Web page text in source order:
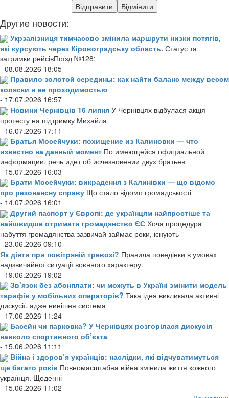
Другие новости:
Укрзалізниця тимчасово змінила маршрути низки потягів,
які курсують через Кіровоградську область. Статус та
затримки рейсівПоїзд №128:
- 08.08.2026 18:05
Правило золотой середины: как найти баланс между весом
коляски и ее проходимостью
- 17.07.2026 16:57
Новини Чернівців 16 липня У Чернівцях відбулася акція
протесту на підтримку Михайла
- 16.07.2026 17:11
Братья Мосейчуки: похищение из Калиновки — что
известно на данный момент По имеющейся официальной
информации, речь идет об исчезновении двух братьев
- 15.07.2026 16:03
Брати Мосейчуки: викрадення з Калинівки — що відомо
про резонансну справу Що стало відомо громадськості
- 14.07.2026 16:01
Другий паспорт у Європі: де українцям найпростіше та
найшвидше отримати громадянство ЄС Хоча процедура
набуття громадянства зазвичай займає роки, існують
- 23.06.2026 09:10
Як діяти при повітряній тревозі? Правила поведінки в умовах
надзвичайної ситуації воєнного характеру.
- 19.06.2026 19:02
Зв’язок без абонплати: чи можуть в Україні змінити модель
тарифів у мобільних операторів? Така ідея викликала активні
дискусії, адже нинішня система
- 17.06.2026 11:24
Басейн чи парковка? У Чернівцях розгорілася дискусія
навколо спортивного об’єкта
- 15.06.2026 11:11
Війна і здоров’я українців: наслідки, які відчуватимуться
ще багато років Повномасштабна війна змінила життя кожного
українця. Щоденні
- 15.06.2026 11:02